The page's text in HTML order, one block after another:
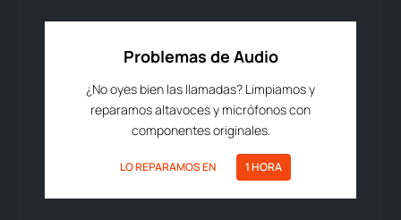
Problemas de Audio
¿No oyes bien las llamadas? Limpiamos y
reparamos altavoces y micrófonos con
componentes originales.
LO REPARAMOS EN 1 HORA